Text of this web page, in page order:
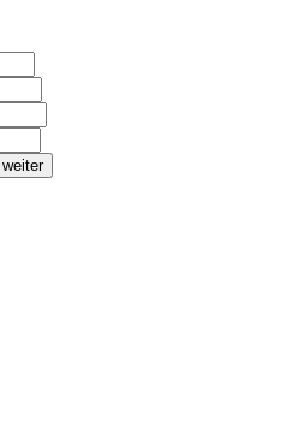
weiter